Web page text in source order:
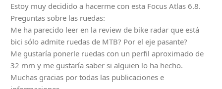
Estoy muy decidido a hacerme con esta Focus Atlas 6.8.
Preguntas sobre las ruedas:
Me ha parecido leer en la review de bike radar que está
bici sólo admite ruedas de MTB? Por el eje pasante?
Me gustaría ponerle ruedas con un perfil aproximado de
32 mm y me gustaría saber si alguien lo ha hecho.
Muchas gracias por todas las publicaciones e